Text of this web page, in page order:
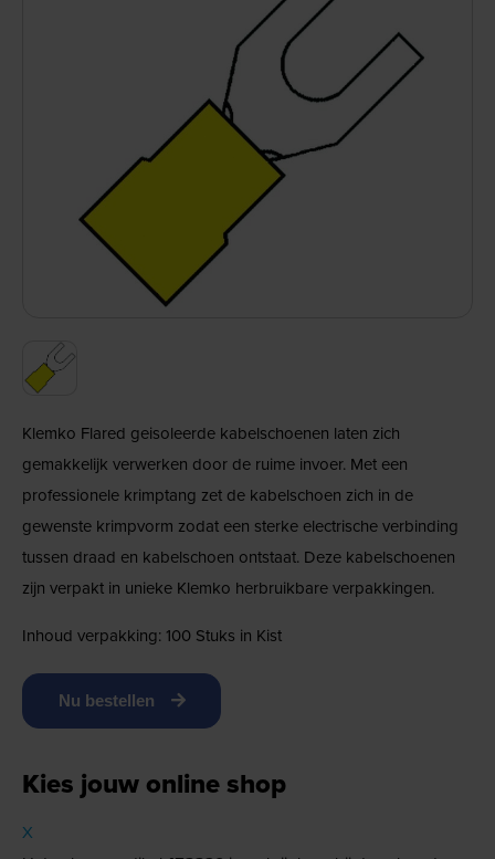
Klemko Flared geisoleerde kabelschoenen laten zich
gemakkelijk verwerken door de ruime invoer. Met een
professionele krimptang zet de kabelschoen zich in de
gewenste krimpvorm zodat een sterke electrische verbinding
tussen draad en kabelschoen ontstaat. Deze kabelschoenen
zijn verpakt in unieke Klemko herbruikbare verpakkingen.
Inhoud verpakking: 100 Stuks in Kist
Nu bestellen
Kies jouw online shop
X